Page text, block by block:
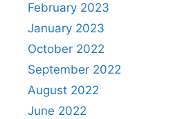
February 2023
January 2023
October 2022
September 2022
August 2022
June 2022